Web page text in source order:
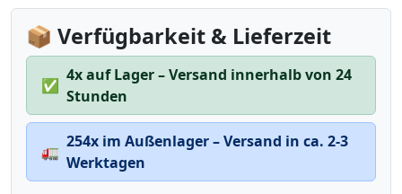
📦 Verfügbarkeit & Lieferzeit
✅
4x auf Lager – Versand innerhalb von 24
Stunden
🚛
254x im Außenlager – Versand in ca. 2-3
Werktagen